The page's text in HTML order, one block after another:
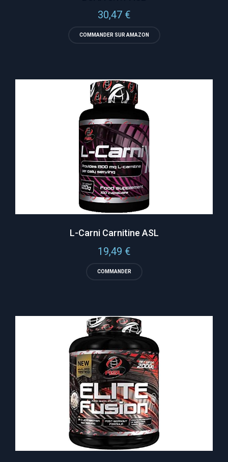
30,47 €
COMMANDER SUR AMAZON
L-Carni Carnitine ASL
19,49 €
COMMANDER